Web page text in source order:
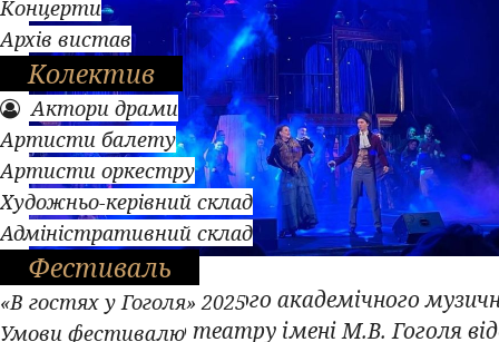
Концерти
Архів вистав
Колектив
Актори драми
Артисти балету
Артисти оркестру
Художньо-керівний склад
Адміністративний склад
Фестиваль
«В гостях у Гоголя» 2025
Умови фестивалю
На сцені Полтавського академічного
драматичного театру імені М.В. Гоголя